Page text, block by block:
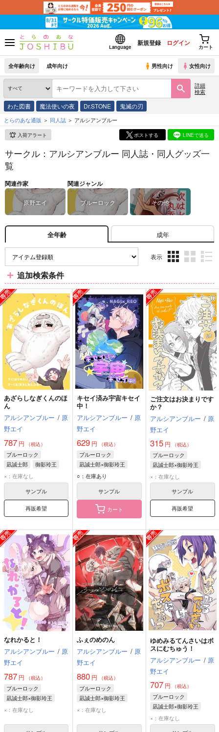
Language
新規登録 ログイン
カート
全年齢向け 成年向け 男性向け 女性向け
詳細
検索
わた図書 魔法使いの夜 Dr.STONE 鬼滅の刃
とらのあな通販 同人誌 アルシアンブルー
入荷アラート ポストする LINEで送る
サークル：アルシアンブルー 同人誌・同人グッズ一
覧
関連作家
原野エイ
関連ジャンル
ブルーロック その他
全年齢 成年
表示
ム
表
示
ム
表
示
ム
表
示
追加検索条件
あざらしなぎくんのほ
ん
アルシアンブルー / 原
野エイ
787 円 （税込）
ブルーロック
凪誠士郎
御影玲王
千切豹馬
×：在庫なし
サンプル
再販希望
キセイ済み宇宙キセイ
中！
アルシアンブルー / 原
野エイ
629 円 （税込）
ブルーロック
凪誠士郎×御影玲王
凪誠士郎
○：在庫あり
サンプル
カート
ご注文はお決まりです
か？
アルシアンブルー / 原
野エイ
315円 （税込）
ブルーロック
凪誠士郎×御影玲王
凪誠士郎
×：在庫なし
サンプル
再販希望
なれかると！
アルシアンブルー / 原
野エイ
787 円 （税込）
ブルーロック
凪誠士郎×御影玲王
凪誠士郎
×：在庫なし
ふぇのめのん
アルシアンブルー / 原
野エイ
880 円 （税込）
ブルーロック
凪誠士郎×御影玲王
凪誠士郎
×：在庫なし
ゆめみるてんさいはボ
スにむちゅう！
アルシアンブルー / 原
野エイ
707円 （税込）
ブルーロック
凪誠士郎×御影玲王
凪誠士郎
×：在庫なし